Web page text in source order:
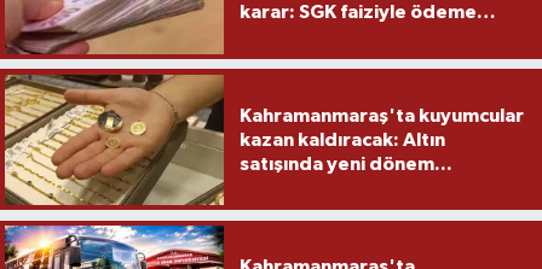
karar: SGK faiziyle ödeme
Kahramanmaraş'ta kuyumcular
kazan kaldıracak: Altın
satışında yeni dönem...